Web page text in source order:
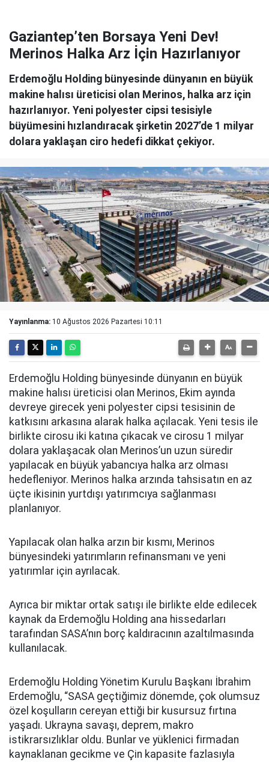
Gaziantep’ten Borsaya Yeni Dev!
Merinos Halka Arz İçin Hazırlanıyor
Erdemoğlu Holding bünyesinde dünyanın en büyük
makine halısı üreticisi olan Merinos, halka arz için
hazırlanıyor. Yeni polyester cipsi tesisiyle
büyümesini hızlandıracak şirketin 2027’de 1 milyar
dolara yaklaşan ciro hedefi dikkat çekiyor.
Yayınlanma: 10 Ağustos 2026 Pazartesi 10:11
Erdemoğlu Holding bünyesinde dünyanın en büyük
makine halısı üreticisi olan Merinos, Ekim ayında
devreye girecek yeni polyester cipsi tesisinin de
katkısını arkasına alarak halka açılacak. Yeni tesis ile
birlikte cirosu iki katına çıkacak ve cirosu 1 milyar
dolara yaklaşacak olan Merinos’un uzun süredir
yapılacak en büyük yabancıya halka arz olması
hedefleniyor. Merinos halka arzında tahsisatın en az
üçte ikisinin yurtdışı yatırımcıya sağlanması
planlanıyor.
Yapılacak olan halka arzın bir kısmı, Merinos
bünyesindeki yatırımların refinansmanı ve yeni
yatırımlar için ayrılacak.
Ayrıca bir miktar ortak satışı ile birlikte elde edilecek
kaynak da Erdemoğlu Holding ana hissedarları
tarafından SASA’nın borç kaldıracının azaltılmasında
kullanılacak.
Erdemoğlu Holding Yönetim Kurulu Başkanı İbrahim
Erdemoğlu, “SASA geçtiğimiz dönemde, çok olumsuz
özel koşulların cereyan ettiği bir kusursuz fırtına
yaşadı. Ukrayna savaşı, deprem, makro
istikrarsızlıklar oldu. Bunlar ve yüklenici firmadan
kaynaklanan gecikme ve Çin kapasite fazlasıyla